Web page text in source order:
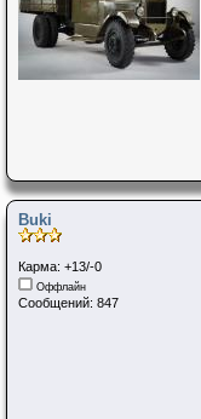
Buki
Карма: +13/-0
Оффлайн
Сообщений: 847